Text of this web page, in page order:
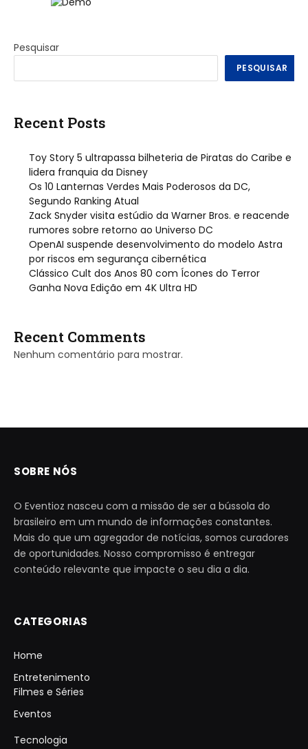
Pesquisar
PESQUISAR
Recent Posts
Toy Story 5 ultrapassa bilheteria de Piratas do Caribe e
lidera franquia da Disney
Os 10 Lanternas Verdes Mais Poderosos da DC,
Segundo Ranking Atual
Zack Snyder visita estúdio da Warner Bros. e reacende
rumores sobre retorno ao Universo DC
OpenAI suspende desenvolvimento do modelo Astra
por riscos em segurança cibernética
Clássico Cult dos Anos 80 com Ícones do Terror
Ganha Nova Edição em 4K Ultra HD
Recent Comments
Nenhum comentário para mostrar.
SOBRE NÓS
O Eventioz nasceu com a missão de ser a bússola do
brasileiro em um mundo de informações constantes.
Mais do que um agregador de notícias, somos curadores
de oportunidades. Nosso compromisso é entregar
conteúdo relevante que impacte o seu dia a dia.
CATEGORIAS
Home
Entretenimento
Filmes e Séries
Eventos
Tecnologia